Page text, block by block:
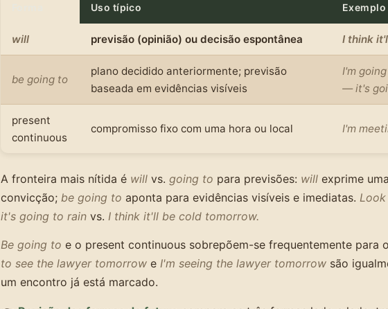
Uso típico Exemplo
will previsão (opinião) ou decisão espontânea I think
be going to
plano decidido anteriormente; previsão
baseada em evidências visíveis
I'm
— it's
present
continuous
compromisso fixo com uma hora ou local I'm
A fronteira mais nítida é will vs. going to para previsões: will exprime
convicção; be going to aponta para evidências visíveis e imediatas.
it's going to rain vs. I think it'll be cold tomorrow.
Be going to e o present continuous sobrepõem-se frequentemente para
to see the lawyer tomorrow e I'm seeing the lawyer tomorrow são
um encontro já está marcado.